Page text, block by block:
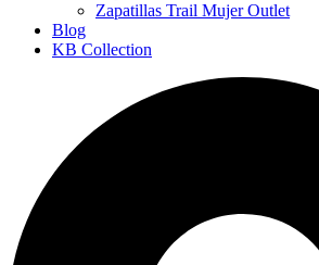
Zapatillas Trail Mujer Outlet
Blog
KB Collection